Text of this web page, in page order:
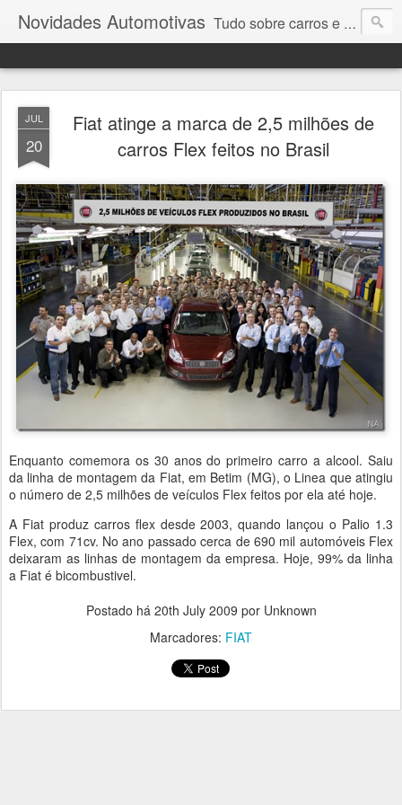
Novidades Automotivas Tudo sobre carros e motores
JUL
20
Fiat atinge a marca de 2,5 milhões de
carros Flex feitos no Brasil
Enquanto comemora os 30 anos do primeiro carro a alcool. Saiu
da linha de montagem da Fiat, em Betim (MG), o Linea que atingiu
o número de 2,5 milhões de veículos Flex feitos por ela até hoje.
A Fiat produz carros flex desde 2003, quando lançou o Palio 1.3
Flex, com 71cv. No ano passado cerca de 690 mil automóveis Flex
deixaram as linhas de montagem da empresa. Hoje, 99% da linha
a Fiat é bicombustivel.
Postado há 20th July 2009 por Unknown
Marcadores: FIAT